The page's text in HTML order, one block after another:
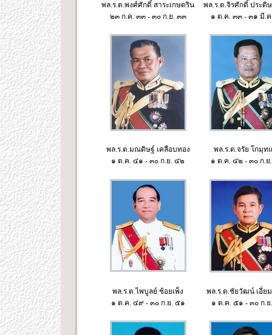
พล.ร.ต.พงศ์ศักดิ์ สาระเกษตริน
๒๓ ก.ค. ๓๓ - ๓๐ ก.ย. ๓๓
พล.ร.ต.จิรศักดิ์ ประดิ
๑ ต.ค. ๓๓ - ๓๑ มี.
พล.ร.ต.มณดิษฐ์ เคลือบทอง
๑ ต.ค. ๔๑ - ๓๐ ก.ย. ๔๒
พล.ร.ต.จรัย โกมุท
๑ ต.ค. ๔๒ - ๓๐ ก.
พล.ร.ต.ไพบูลย์ ช้อยเพ็ง
๑ ต.ค. ๔๙ - ๓๐ ก.ย. ๕๑
พล.ร.ต.ชัยวัฒน์ เอี่ย
๑ ต.ค. ๕๑ - ๓๐ ก.